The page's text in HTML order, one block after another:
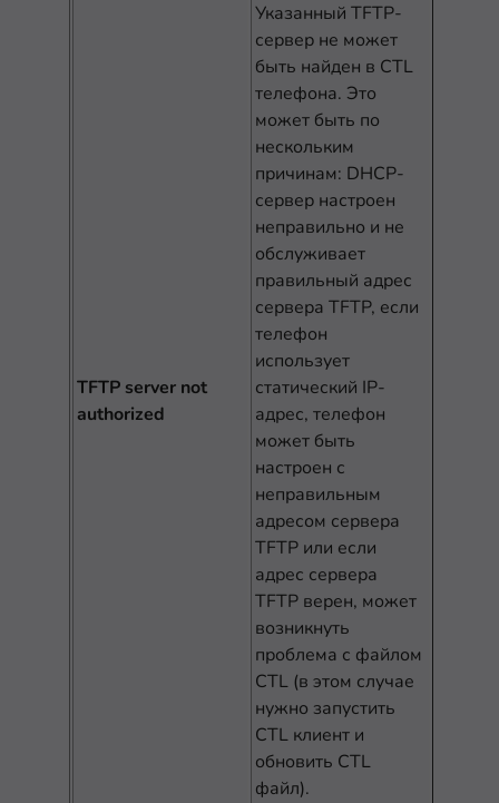
TFTP server not
authorized
Указанный TFTP-
сервер не может
быть найден в CTL
телефона. Это
может быть по
нескольким
причинам: DHCP-
сервер настроен
неправильно и не
обслуживает
правильный адрес
сервера TFTP, если
телефон
использует
статический IP-
адрес, телефон
может быть
настроен с
неправильным
адресом сервера
TFTP или если
адрес сервера
TFTP верен, может
возникнуть
проблема с файлом
CTL (в этом случае
нужно запустить
CTL клиент и
обновить CTL
файл).